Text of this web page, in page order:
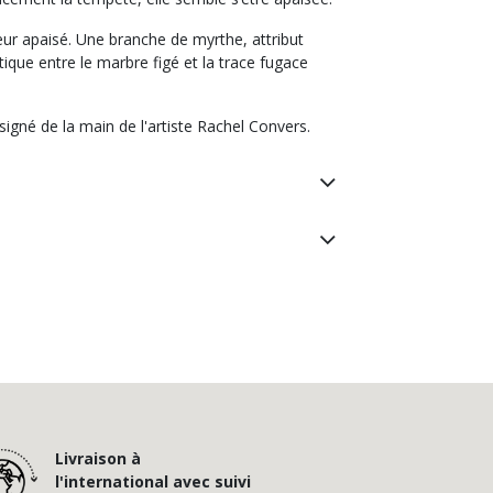
apaisé. Une branche de myrthe, attribut
entre le marbre figé et la trace fugace
de la main de l'artiste Rachel Convers.
Livraison à
l'international avec suivi